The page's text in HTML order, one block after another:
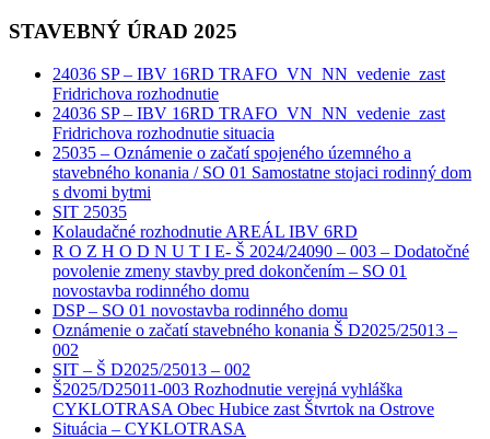
STAVEBNÝ ÚRAD 2025
24036 SP – IBV 16RD TRAFO_VN_NN_vedenie_zast
Fridrichova rozhodnutie
24036 SP – IBV 16RD TRAFO_VN_NN_vedenie_zast
Fridrichova rozhodnutie situacia
25035 – Oznámenie o začatí spojeného územného a
stavebného konania / SO 01 Samostatne stojaci rodinný dom
s dvomi bytmi
SIT 25035
Kolaudačné rozhodnutie AREÁL IBV 6RD
R O Z H O D N U T I E- Š 2024/24090 – 003 – Dodatočné
povolenie zmeny stavby pred dokončením – SO 01
novostavba rodinného domu
DSP – SO 01 novostavba rodinného domu
Oznámenie o začatí stavebného konania Š D2025/25013 –
002
SIT – Š D2025/25013 – 002
Š2025/D25011-003 Rozhodnutie verejná vyhláška
CYKLOTRASA Obec Hubice zast Štvrtok na Ostrove
Situácia – CYKLOTRASA